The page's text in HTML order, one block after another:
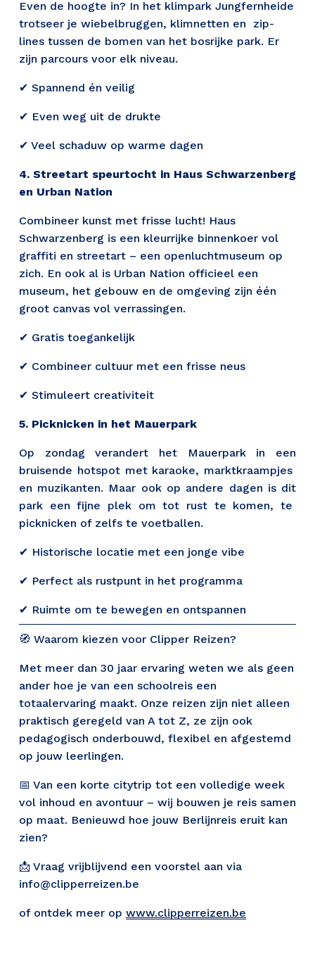
Even de hoogte in? In het klimpark Jungfernheide
trotseer je wiebelbruggen, klimnetten en  zip-
lines tussen de bomen van het bosrijke park. Er
zijn parcours voor elk niveau.
✔ Spannend én veilig
✔ Even weg uit de drukte
✔ Veel schaduw op warme dagen
4. Streetart speurtocht in Haus Schwarzenberg
en Urban Nation
Combineer kunst met frisse lucht! Haus
Schwarzenberg is een kleurrijke binnenkoer vol
graffiti en streetart – een openluchtmuseum op
zich. En ook al is Urban Nation officieel een
museum, het gebouw en de omgeving zijn één
groot canvas vol verrassingen.
✔ Gratis toegankelijk
✔ Combineer cultuur met een frisse neus
✔ Stimuleert creativiteit
5. Picknicken in het Mauerpark
Op zondag verandert het Mauerpark in een
bruisende hotspot met karaoke, marktkraampjes
en muzikanten. Maar ook op andere dagen is dit
park een fijne plek om tot rust te komen, te
picknicken of zelfs te voetballen.
✔ Historische locatie met een jonge vibe
✔ Perfect als rustpunt in het programma
✔ Ruimte om te bewegen en ontspannen
🧭 Waarom kiezen voor Clipper Reizen?
Met meer dan 30 jaar ervaring weten we als geen
ander hoe je van een schoolreis een
totaalervaring maakt. Onze reizen zijn niet alleen
praktisch geregeld van A tot Z, ze zijn ook
pedagogisch onderbouwd, flexibel en afgestemd
op jouw leerlingen.
📅 Van een korte citytrip tot een volledige week
vol inhoud en avontuur – wij bouwen je reis samen
op maat. Benieuwd hoe jouw Berlijnreis eruit kan
zien?
📩 Vraag vrijblijvend een voorstel aan via
info@clipperreizen.be
of ontdek meer op www.clipperreizen.be